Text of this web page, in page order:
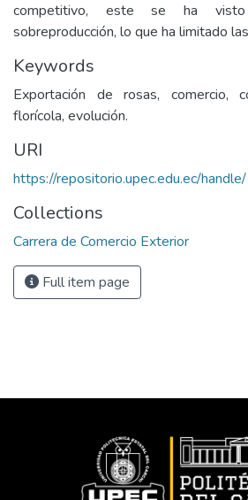
competitivo, este se ha
sobreproducción, lo que ha limitado
Keywords
Exportación de rosas, comercio,
florícola, evolución.
URI
https://repositorio.upec.edu.ec/
Collections
Carrera de Comercio Exterior
Full item page